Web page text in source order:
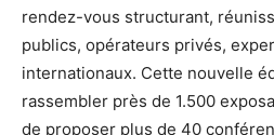
rendez-vous structurant,
publics, opérateurs privés,
internationaux. Cette nouvelle
rassembler près de 1.500
de proposer plus de 40